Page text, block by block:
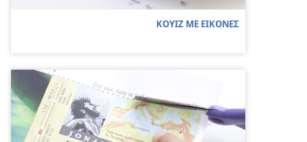
ΚΟΥΙΖ ΜΕ ΕΙΚΟΝΕΣ